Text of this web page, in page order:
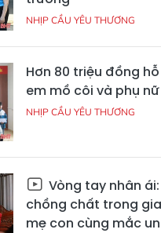
NHỊP CẦU YÊU THƯƠNG
Hơn 80 triệu đồng
em mồ côi và phụ
NHỊP CẦU YÊU THƯƠNG
Vòng tay nhân
chồng chất trong
mẹ con cùng mắc